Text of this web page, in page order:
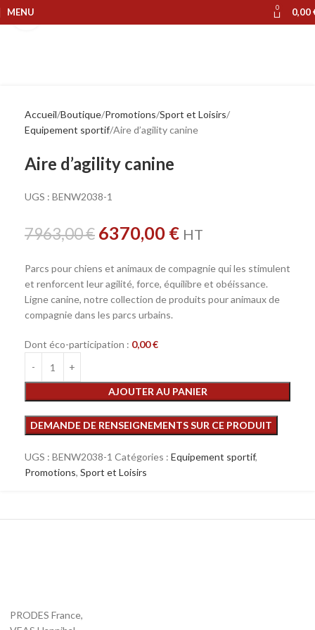
MENU 0 0,00
Accueil Boutique Promotions Sport et Loisirs
Equipement sportif Aire d’agility canine
Aire d’agility canine
UGS : BENW2038-1
7963,00€ 6370,00 € HT
Parcs pour chiens et animaux de compagnie qui les stimulent
et renforcent leur agilité, force, équilibre et obéissance.
Ligne canine, notre collection de produits pour animaux de
compagnie dans les parcs urbains.
Dont éco-participation : 0,00€
AJOUTER AU PANIER
UGS : BENW2038-1 Catégories : Equipement sportif,
Promotions, Sport et Loisirs
PRODES France,